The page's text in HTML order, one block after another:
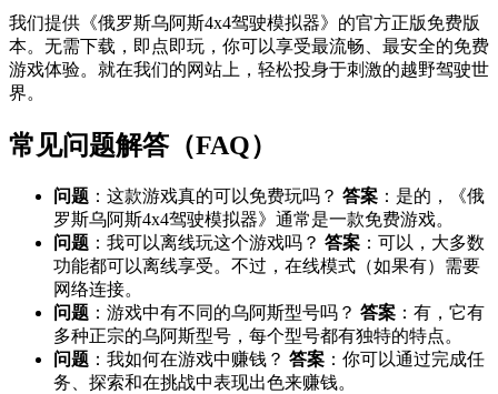
我们提供《俄罗斯乌阿斯4x4驾驶模拟器》的官方正版免费版
本。无需下载，即点即玩，你可以享受最流畅、最安全的免费
游戏体验。就在我们的网站上，轻松投身于刺激的越野驾驶世
界。
常见问题解答（FAQ）
问题 ：这款游戏真的可以免费玩吗？ 答案 ：是的，《俄
罗斯乌阿斯4x4驾驶模拟器》通常是一款免费游戏。
问题 ：我可以离线玩这个游戏吗？ 答案 ：可以，大多数
功能都可以离线享受。不过，在线模式（如果有）需要
网络连接。
问题 ：游戏中有不同的乌阿斯型号吗？ 答案 ：有，它有
多种正宗的乌阿斯型号，每个型号都有独特的特点。
问题 ：我如何在游戏中赚钱？ 答案 ：你可以通过完成任
务、探索和在挑战中表现出色来赚钱。